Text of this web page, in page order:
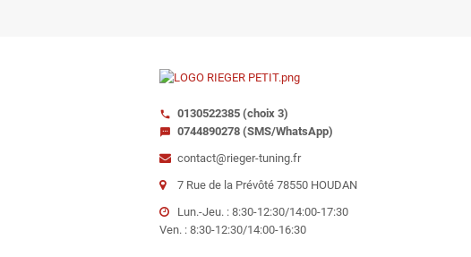
call 0130522385 (choix 3)
sms
0744890278 (SMS/WhatsApp)
contact@rieger-tuning.fr
7 Rue de la Prévôté 78550 HOUDAN
Lun.-Jeu. : 8:30-12:30/14:00-17:30
Ven. : 8:30-12:30/14:00-16:30